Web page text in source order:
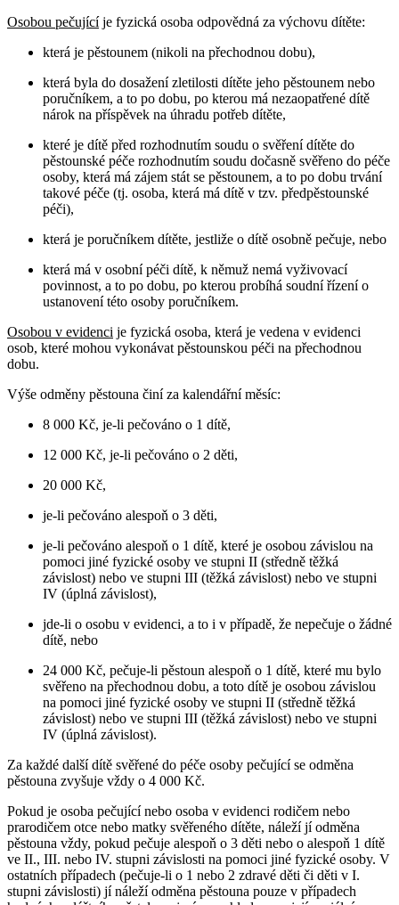
Osobou pečujícíje fyzická osoba odpovědná za výchovu dítěte:
která je pěstounem (nikoli na přechodnou dobu),
která byla do dosažení zletilosti dítěte jeho pěstounem nebo
poručníkem, a to po dobu, po kterou má nezaopatřené dítě
nárok na příspěvek na úhradu potřeb dítěte,
které je dítě před rozhodnutím soudu o svěření dítěte do
pěstounské péče rozhodnutím soudu dočasně svěřeno do péče
osoby, která má zájem stát se pěstounem, a to po dobu trvání
takové péče (tj. osoba, která má dítě v tzv. předpěstounské
péči),
která je poručníkem dítěte, jestliže o dítě osobně pečuje, nebo
která má v osobní péči dítě, k němuž nemá vyživovací
povinnost, a to po dobu, po kterou probíhá soudní řízení o
ustanovení této osoby poručníkem.
Osobou v evidenci je fyzická osoba, která je vedena v evidenci
osob, které mohou vykonávat pěstounskou péči na přechodnou
dobu.
Výše odměny pěstouna činí za kalendářní měsíc:
8 000 Kč, je-li pečováno o 1 dítě,
12 000 Kč, je-li pečováno o 2 děti,
20 000 Kč,
je-li pečováno alespoň o 3 děti,
je-li pečováno alespoň o 1 dítě, které je osobou závislou na
pomoci jiné fyzické osoby ve stupni II (středně těžká
závislost) nebo ve stupni III (těžká závislost) nebo ve stupni
IV (úplná závislost),
jde-li o osobu v evidenci, a to i v případě, že nepečuje o žádné
dítě, nebo
24 000 Kč, pečuje-li pěstoun alespoň o 1 dítě, které mu bylo
svěřeno na přechodnou dobu, a toto dítě je osobou závislou
na pomoci jiné fyzické osoby ve stupni II (středně těžká
závislost) nebo ve stupni III (těžká závislost) nebo ve stupni
IV (úplná závislost).
Za každé další dítě svěřené do péče osoby pečující se odměna
pěstouna zvyšuje vždy o 4 000 Kč.
Pokud je osoba pečující nebo osoba v evidenci rodičem nebo
prarodičem otce nebo matky svěřeného dítěte, náleží jí odměna
pěstouna vždy, pokud pečuje alespoň o 3 děti nebo o alespoň 1 dítě
ve II., III. nebo IV. stupni závislosti na pomoci jiné fyzické osoby. V
ostatních případech (pečuje-li o 1 nebo 2 zdravé děti či děti v I.
stupni závislosti) jí náleží odměna pěstouna pouze v případech